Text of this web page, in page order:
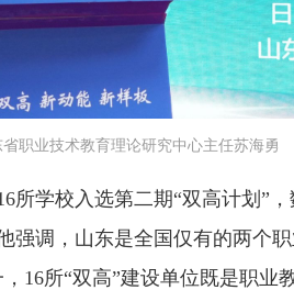
职业技术教育理论研究中心主任苏海勇
学校入选第二期“双高计划”，
强调，山东是全国仅有的两个
16所“双高”建设单位既是职业